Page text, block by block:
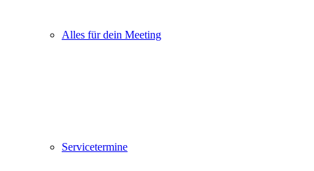
Alles für dein Meeting
Servicetermine